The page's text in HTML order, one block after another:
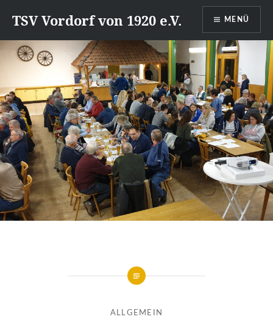
zumTSV Vordorf von 1920 e.V. MENÜ
ALLGEMEIN